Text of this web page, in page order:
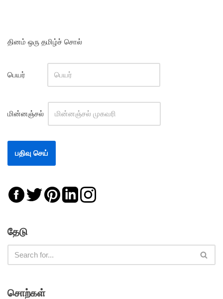
தினம் ஒரு தமிழ்ச் சொல்
பெயர்
மின்னஞ்சல்
தேடு
சொற்கள்